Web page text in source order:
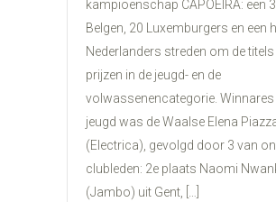
kampioenschap CAPOEIRA: een
Belgen, 20 Luxemburgers en een
Nederlanders streden om de titels
prijzen in de jeugd- en de
volwassenencategorie. Winnares
jeugd was de Waalse Elena
(Electrica), gevolgd door 3 van
clubleden: 2e plaats Naomi
(Jambo) uit Gent, […]